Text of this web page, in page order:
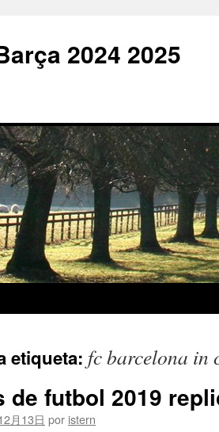
2024 2025
etiqueta: fc barcelona in
de futbol 2019
月13日 por istern